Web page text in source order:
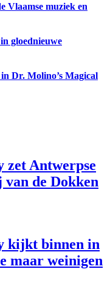
Vlaamse muziek en
gloednieuwe
Dr. Molino’s Magical
zet Antwerpse
de Dokken
kijkt binnen in
maar weinigen